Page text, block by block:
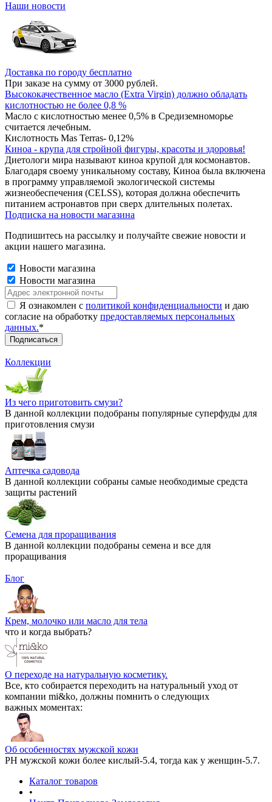
Наши новости
Доставка по городу бесплатно
При заказе на сумму от 3000 рублей.
Высококачественное масло (Extra Virgin) должно обладать
кислотностью не более 0,8 %
Масло с кислотностью менее 0,5% в Средиземноморье
считается лечебным.
Кислотность Mas Terras- 0,12%
Киноа - крупа для стройной фигуры, красоты и здоровья!
Диетологи мира называют киноа крупой для космонавтов.
Благодаря своему уникальному составу, Киноа была включена
в программу управляемой экологической системы
жизнеобеспечения (CELSS), которая должна обеспечить
питанием астронавтов при сверх длительных полетах.
Подписка на новости магазина
Подпишитесь на рассылку и получайте свежие новости и
акции нашего магазина.
Новости магазина
Новости магазина
Я ознакомлен с политикой конфиденциальности и даю
согласие на обработку предоставляемых персональных
данных.*
Коллекции
Из чего приготовить смузи?
В данной коллекции подобраны популярные суперфуды для
приготовления смузи
Аптечка садовода
В данной коллекции собраны самые необходимые средста
защиты растений
Семена для проращивания
В данной коллекции подобраны семена и все для
проращивания
Блог
Крем, молочко или масло для тела
что и когда выбрать?
О переходе на натуральную косметику.
Все, кто собирается переходить на натуральный уход от
компании mi&ko, должны помнить о следующих
важных моментах:
Об особенностях мужской кожи
РН мужской кожи более кислый-5.4, тогда как у женщин-5.7.
Каталог товаров
•